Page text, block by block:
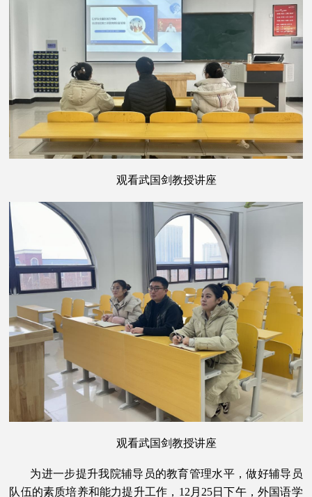
观看武国剑教授讲座
观看武国剑教授讲座
为进一步提升我院辅导员的教育管理水平，做好辅导员
队伍的素质培养和能力提升工作，12月25日下午，外国语学